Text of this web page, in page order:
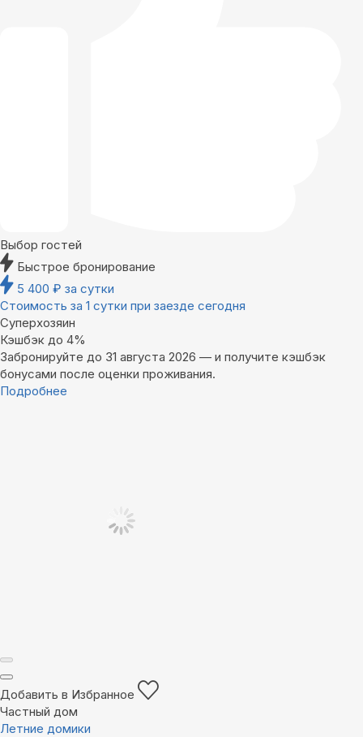
Выбор гостей
Быстрое бронирование
5 400 ₽ за сутки
Стоимость за 1 сутки при заезде сегодня
Суперхозяин
Кэшбэк до 4%
Забронируйте до 31 августа 2026 — и получите кэшбэк
бонусами после оценки проживания.
Подробнее
Добавить в Избранное
Частный дом
Летние домики